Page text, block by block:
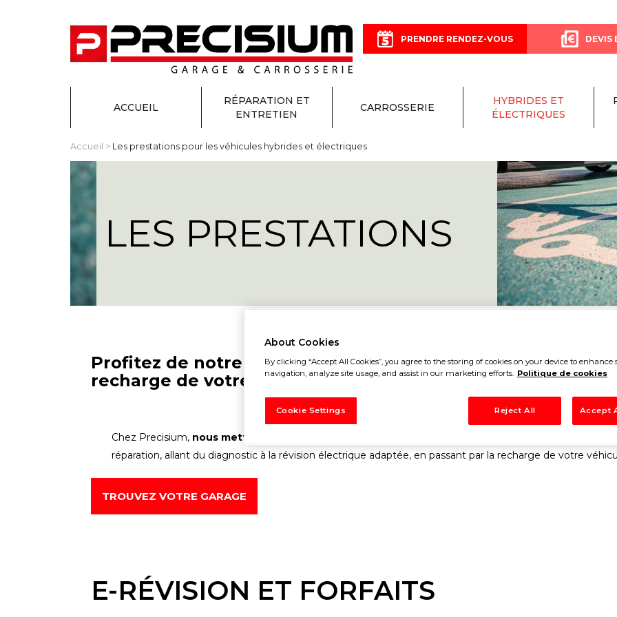
PRENDRE RENDEZ-VOUS DEVIS
ACCUEIL
RÉPARATION ET
ENTRETIEN
CARROSSERIE
HYBRIDES ET
ÉLECTRIQUES
Accueil > Les prestations pour les véhicules hybrides et électriques
LES PRESTATIONS
Profitez de notre large éventail de solutions pour le
recharge de votre véhicule électrique ou hybride.
Chez Precisium, nous mettons notre expertise à votre disposition.
Nos experts vous conseilleront
réparation, allant du diagnostic à la révision électrique adaptée, en passant par la recharge de votre
TROUVEZ VOTRE GARAGE
E-RÉVISION ET FORFAITS
About Cookies
By clicking “Accept All Cookies”, you agree to the storing of cookies on your device to enhance
navigation, analyze site usage, and assist in our marketing efforts. Politique de cookies
Reject All Accept
Cookie Settings